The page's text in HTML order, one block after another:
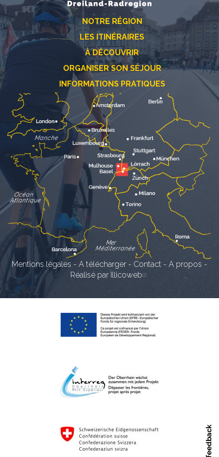
NOTRE RÉGION
LES ITINÉRAIRES
À DÉCOUVRIR
ORGANISER SON SÉJOUR
INFORMATIONS PRATIQUES
Mentions légales - A télécharger - Contact - A propos -
Réalisé par Illicoweb